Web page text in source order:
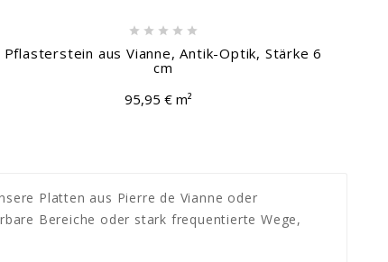
    
Pflasterstein aus Vianne, Antik-Optik, Stärke 6
cm
95,95 € m²
Platten aus Pierre de Vianne oder
Bereiche oder stark frequentierte Wege,